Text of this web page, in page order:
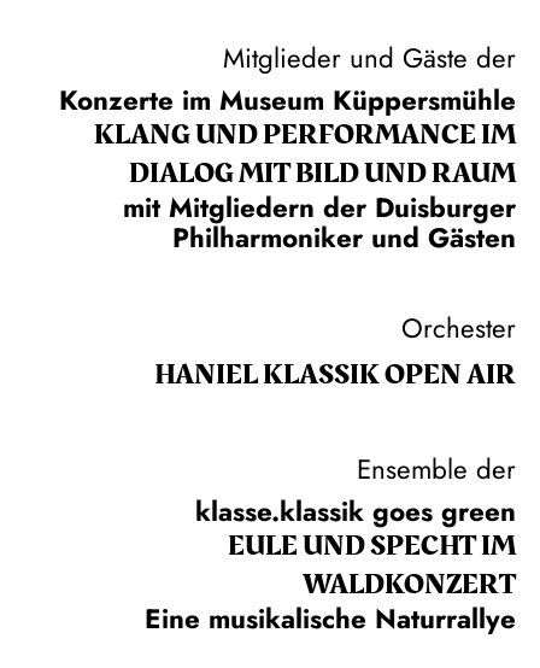
Mitglieder und Gäste der
Konzerte im Museum Küppersmühle
KLANG UND PERFORMANCE IM
DIALOG MIT BILD UND RAUM
mit Mitgliedern der Duisburger
Philharmoniker und Gästen
Orchester
HANIEL KLASSIK OPEN AIR
Ensemble der
klasse.klassik goes green
EULE UND SPECHT IM
WALDKONZERT
Eine musikalische Naturrallye